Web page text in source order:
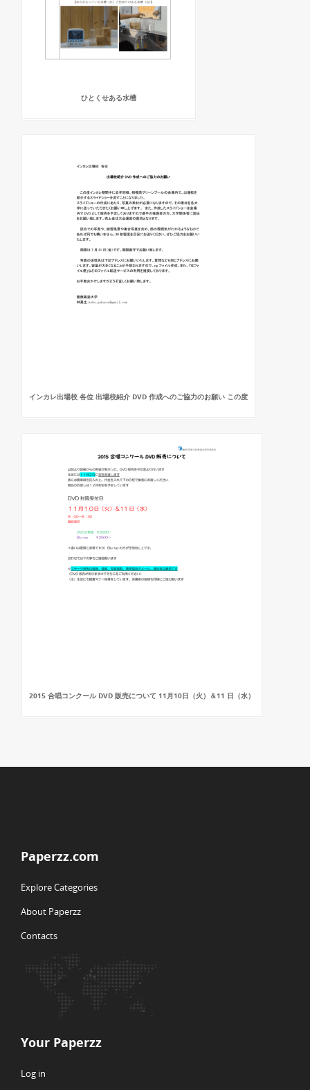
ひとくせある水槽
インカレ出場校 各位 出場校紹介 DVD 作成へのご協力のお願い この度
2015 合唱コンクール DVD 販売について 11月10日（火）＆11 日（水）
Paperzz.com
Explore Categories
About Paperzz
Contacts
Your Paperzz
Log in